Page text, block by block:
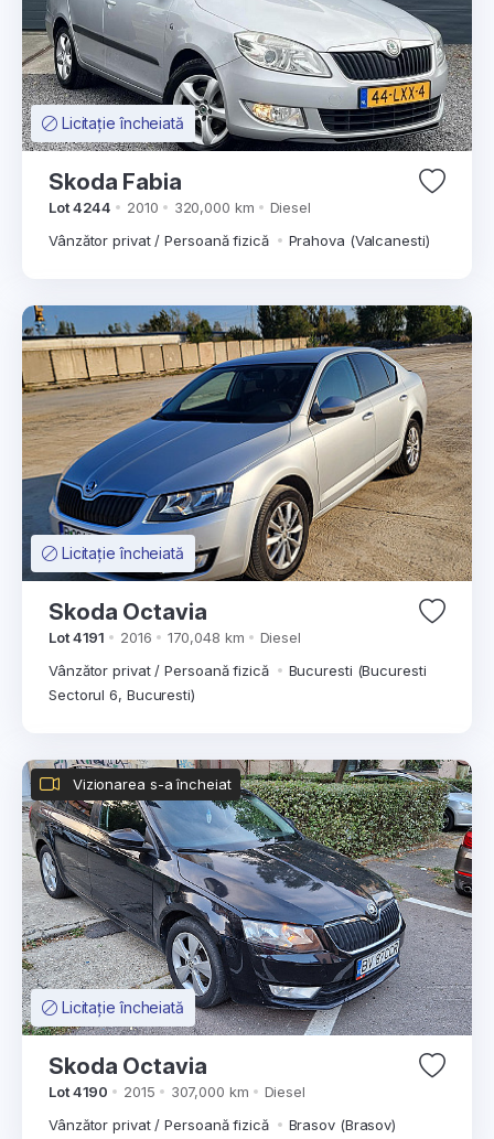
Licitație încheiată
Skoda Fabia
Lot 4244 2010 320,000 km
Diesel
Vânzător privat / Persoană fizică
Prahova (Valcanesti)
Licitație încheiată
Skoda Octavia
Lot 4191 2016 170,048 km
Diesel
Vânzător privat / Persoană fizică
Bucuresti (Bucuresti
Sectorul 6, Bucuresti)
Licitație încheiată
Vizionarea s-a încheiat
Skoda Octavia
Lot 4190 2015 307,000 km
Diesel
Vânzător privat / Persoană fizică
Brasov (Brasov)